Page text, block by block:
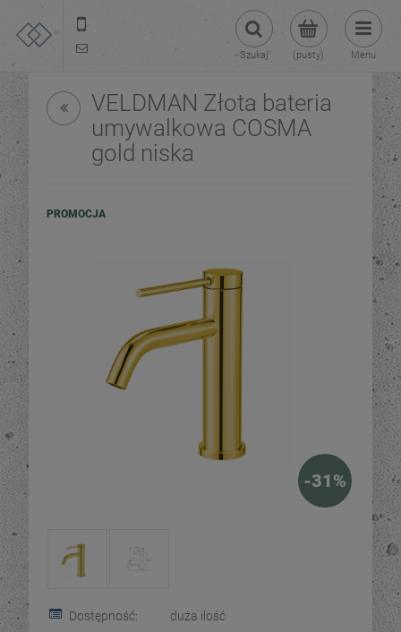
(pusty)
Szukaj Menu
VELDMAN Złota bateria
umywalkowa COSMA
gold niska
PROMOCJA
-31 %
Dostępność:
duża ilość